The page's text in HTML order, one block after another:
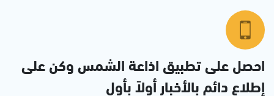
احصل على تطبيق اذاعة الشمس وكن على
إطلاع دائم بالأخبار أولاً بأول